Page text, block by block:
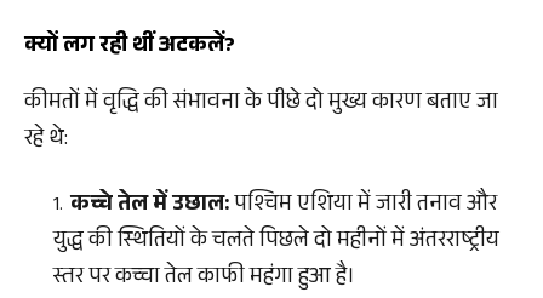
क्यों लग रही थीं अटकलें?
कीमतों में वृद्धि की संभावना के पीछे दो मुख्य कारण बताए जा
रहे थे:
कच्चे तेल में उछाल:पश्चिम एशिया में जारी तनाव और
युद्ध की स्थितियों के चलते पिछले दो महीनों में अंतरराष्ट्रीय
स्तर पर कच्चा तेल काफी महंगा हुआ है।